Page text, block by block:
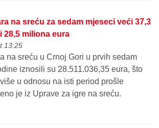
na sreću za sedam mjeseci veći 37,3
28,5 miliona eura
13:25
na sreću u Crnoj Gori u prvih sedam
iznosili su 28.511.036,35 eura, što
u odnosu na isti period prošle
je iz Uprave za igre na sreću.